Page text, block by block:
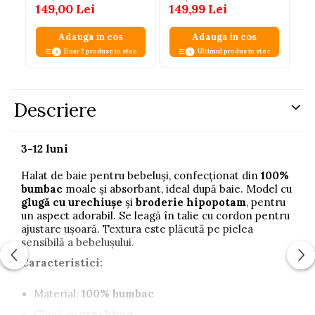
149,00 Lei
Adauga in cos
Doar 2 produse in stoc
149,99 Lei
Adauga in cos
Ultimul produs in stoc
Descriere
3-12 luni
Halat de baie pentru bebeluși, confecționat din 100%
bumbac moale și absorbant, ideal după baie. Model cu
glugă cu urechiușe și broderie hipopotam, pentru
un aspect adorabil. Se leagă în talie cu cordon pentru
ajustare ușoară. Textura este plăcută pe pielea
sensibilă a bebelușului.
Caracteristici:
Material: 100% bumbac